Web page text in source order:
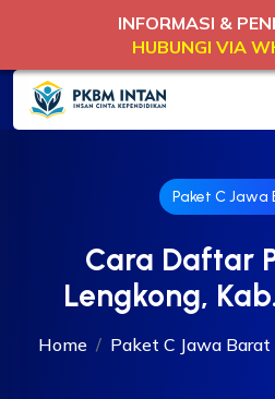
Paket C Jawa
Cara Daftar
Lengkong,
Home Paket C Jawa Barat
INFORMASI &
HUBUNGI VIA